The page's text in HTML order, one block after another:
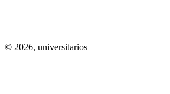
© 2026, universitarios